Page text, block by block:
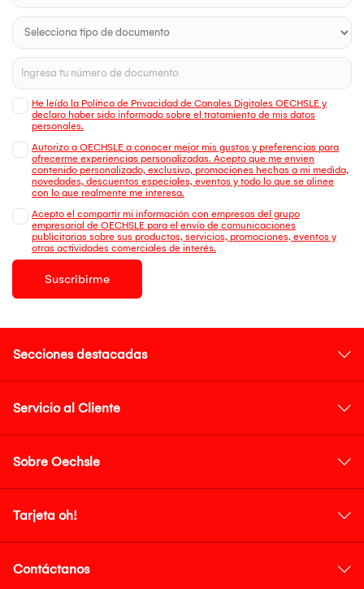
He leído la Política de Privacidad de Canales Digitales OECHSLE y
declaro haber sido informado sobre el tratamiento de mis datos
personales.
Autorizo a OECHSLE a conocer mejor mis gustos y preferencias para
ofrecerme experiencias personalizadas. Acepto que me envien
contenido personalizado, exclusivo, promociones hechas a mi medida,
novedades, descuentos especiales, eventos y todo lo que se alinee
con lo que realmente me interesa.
Acepto el compartir mi información con empresas del grupo
empresarial de OECHSLE para el envío de comunicaciones
publicitarias sobre sus productos, servicios, promociones, eventos y
otras actividades comerciales de interés.
Suscribirme
Secciones destacadas
Servicio al Cliente
Sobre Oechsle
Tarjeta oh!
Contáctanos